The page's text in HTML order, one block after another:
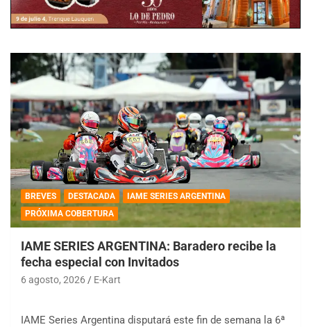
BREVES DESTACADA
IAME SERIES ARGENTINA
PRÓXIMA COBERTURA
IAME SERIES ARGENTINA: Baradero recibe la
fecha especial con Invitados
6 agosto, 2026 E-Kart
IAME Series Argentina disputará este fin de semana la 6ª